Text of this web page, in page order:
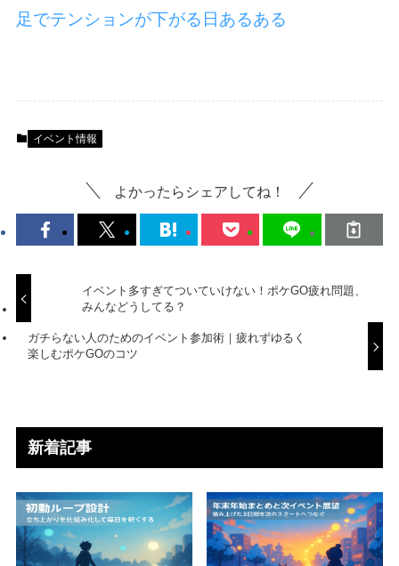
足でテンションが下がる日あるある
イベント情報
よかったらシェアしてね！
イベント多すぎてついていけない！ポケGO疲れ問題、
みんなどうしてる？
ガチらない人のためのイベント参加術｜疲れずゆるく
楽しむポケGOのコツ
新着記事